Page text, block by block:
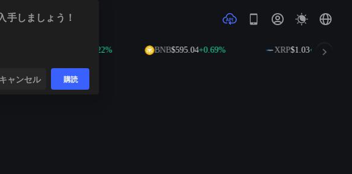
$595.04+0.69% $1.03+0.29%
手しましょう！
キャンセル 購読